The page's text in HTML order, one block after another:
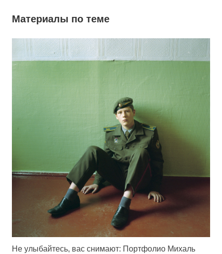
Материалы по теме
Не улыбайтесь, вас снимают: Портфолио Михаль